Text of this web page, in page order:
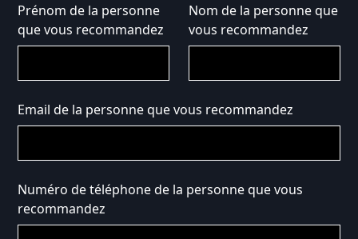
Prénom de la personne
que vous recommandez
Nom de la personne que
vous recommandez
Email de la personne que vous recommandez
Numéro de téléphone de la personne que vous
recommandez